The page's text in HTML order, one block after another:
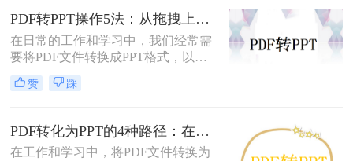
PDF转PPT操作5法：从拖拽上传到批量转换的完整步骤！
在日常的工作和学习中，我们经常需
要将PDF文件转换成PPT格式，以便
进行编辑、展示和分享。那么PDF怎
么转换成PPT呢？本文将介绍五种将
赞 踩
PDF转化为PPT的4种路径：在线、客户端、插件和手动各有什么区别！
在工作和学习中，将PDF文件转换为